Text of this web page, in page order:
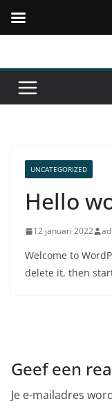
inhoud
UNCATEGORIZED
Hello
12 januari 2022
Welcome to
delete it, then
Geef een
Je e-mailadres